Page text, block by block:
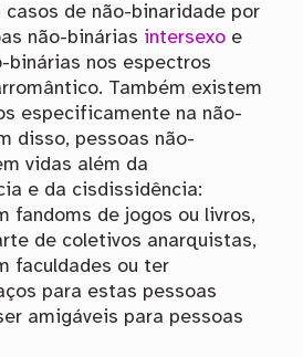
de não-binaridade por
não-binárias intersexoe
binárias nos espectros
Também existem
especificamente na não-
disso, pessoas não-
vidas além da
e da cisdissidência:
fandoms de jogos ou livros,
de coletivos anarquistas,
faculdades ou ter
para estas pessoas
amigáveis para pessoas